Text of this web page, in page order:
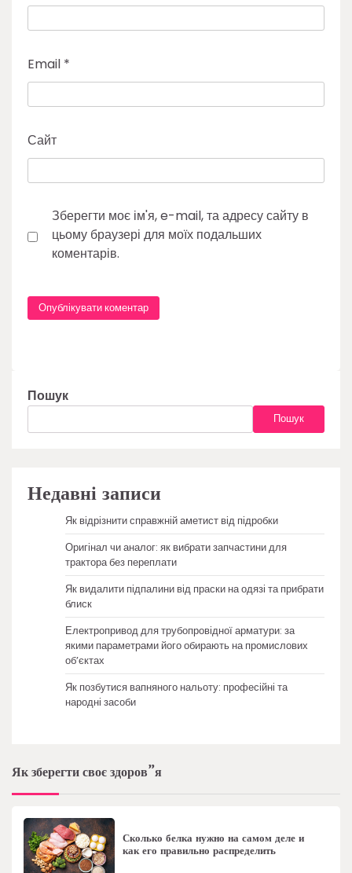
Email *
Сайт
Зберегти моє ім'я, e-mail, та адресу сайту в
цьому браузері для моїх подальших
коментарів.
Пошук
Пошук
Недавні записи
Як відрізнити справжній аметист від підробки
Оригінал чи аналог: як вибрати запчастини для
трактора без переплати
Як видалити підпалини від праски на одязі та прибрати
блиск
Електропривод для трубопровідної арматури: за
якими параметрами його обирають на промислових
об’єктах
Як позбутися вапняного нальоту: професійні та
народні засоби
Як зберегти своє здоров”я
Сколько белка нужно на самом деле и
как его правильно распределить